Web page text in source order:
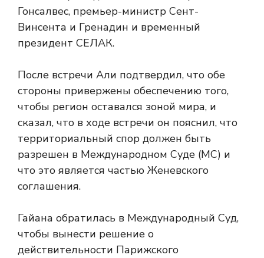
Гонсалвес, премьер-министр Сент-
Винсента и Гренадин и временный
президент СЕЛАК.
После встречи Али подтвердил, что обе
стороны привержены обеспечению того,
чтобы регион оставался зоной мира, и
сказал, что в ходе встречи он пояснил, что
территориальный спор должен быть
разрешен в Международном Суде (МС) и
что это является частью Женевского
соглашения.
Гайана обратилась в Международный Суд,
чтобы вынести решение о
действительности Парижского